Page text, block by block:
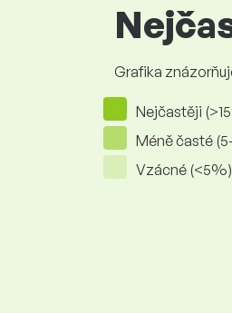
Grafika
Nejčastěji
Méně časté
Vzácné (<5%)